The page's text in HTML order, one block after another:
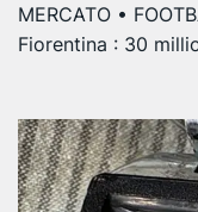
MERCATO •
Fiorentina : 30